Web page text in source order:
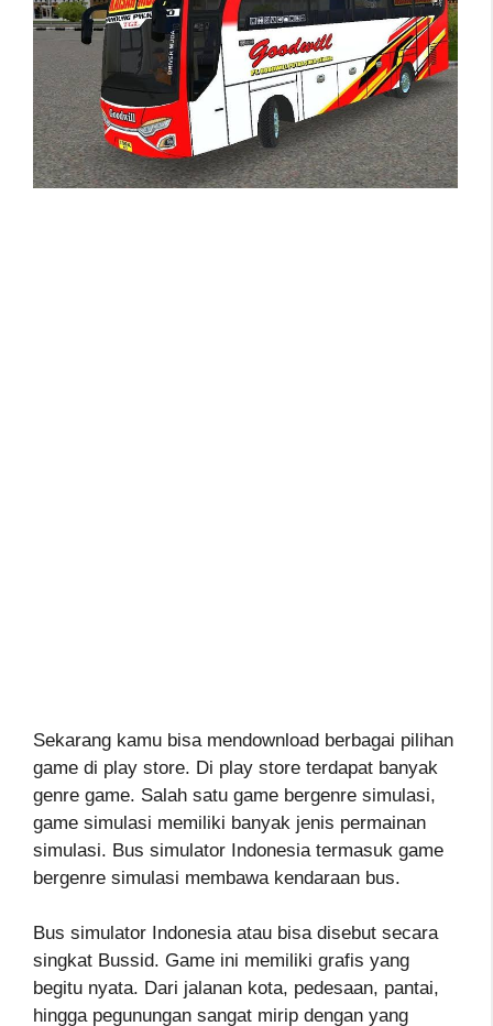
Sekarang kamu bisa mendownload berbagai pilihan
game di play store. Di play store terdapat banyak
genre game. Salah satu game bergenre simulasi,
game simulasi memiliki banyak jenis permainan
simulasi. Bus simulator Indonesia termasuk game
bergenre simulasi membawa kendaraan bus.
Bus simulator Indonesia atau bisa disebut secara
singkat Bussid. Game ini memiliki grafis yang
begitu nyata. Dari jalanan kota, pedesaan, pantai,
hingga pegunungan sangat mirip dengan yang